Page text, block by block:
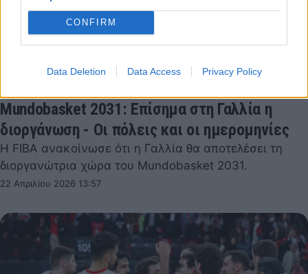
CONFIRM
Data Deletion Data Access Privacy Policy
Mundobasket 2031: Επίσημα στη Γαλλία η
διοργάνωση - Οι πόλεις και οι ημερομηνίες
Η FIBA ανακοίνωσε ότι η Γαλλία θα αποτελέσει τη
διοργανώτρια χώρα του Mundobasket 2031.
22 Απριλίου 2026 13:57